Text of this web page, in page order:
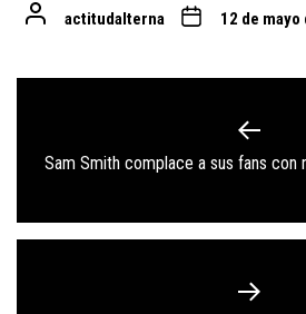
actitudalterna 12 de mayo
entradas
Sam Smith complace a sus fans con